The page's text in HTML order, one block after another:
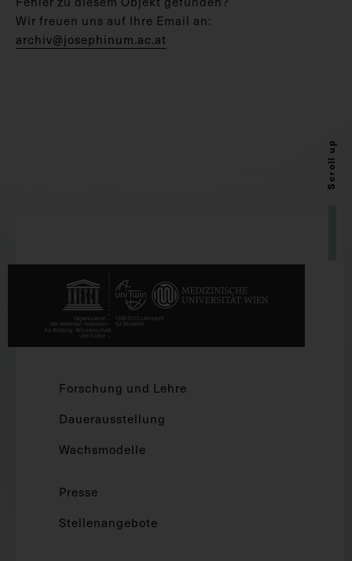
Wir freuen uns auf Ihre Email an:
archiv@josephinum.ac.at
Scroll up
Forschung und Lehre
Dauerausstellung
Wachsmodelle
Presse
Stellenangebote